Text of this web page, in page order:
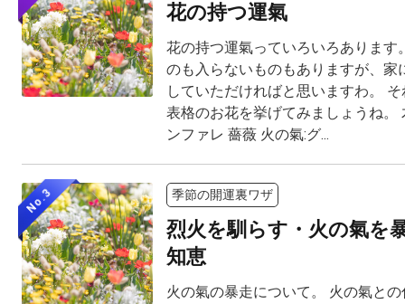
花の持つ運氣
花の持つ運氣っていろいろあります
のも入らないものもありますが、家
していただければと思いますわ。
表格のお花を挙げてみましょうね。
ンファレ 薔薇 火の氣:グ...
No.3 季節の開運裏ワザ
烈火を馴らす・火の氣を
知恵
火の氣の暴走について。 火の氣と